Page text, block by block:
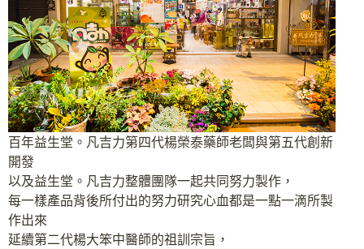
百年益生堂。凡吉力第四代楊榮泰藥師老闆與第五代創新
開發
以及益生堂。凡吉力整體團隊一起共同努力製作，
每一樣產品背後所付出的努力研究心血都是一點一滴所製
作出來
延續第二代楊大笨中醫師的祖訓宗旨，